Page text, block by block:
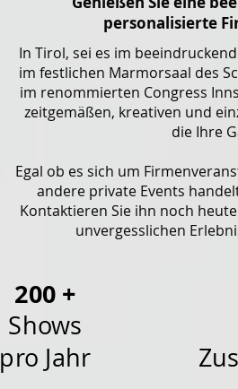
personalisierte
In Tirol, sei es im
im festlichen Marmorsaal des
im renommierten Congress
zeitgemäßen, kreativen und
die Ihre
Egal ob es sich um
andere private Events
Kontaktieren Sie ihn noch
unvergesslichen
200 +
Shows
pro Jahr